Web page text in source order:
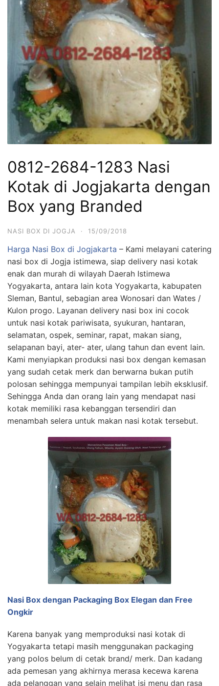
0812-2684-1283 Nasi
Kotak di Jogjakarta dengan
Box yang Branded
NASI BOX DI JOGJA · 15/09/2018
Harga Nasi Box di Jogjakarta – Kami melayani catering
nasi box di Jogja istimewa, siap delivery nasi kotak
enak dan murah di wilayah Daerah Istimewa
Yogyakarta, antara lain kota Yogyakarta, kabupaten
Sleman, Bantul, sebagian area Wonosari dan Wates /
Kulon progo. Layanan delivery nasi box ini cocok
untuk nasi kotak pariwisata, syukuran, hantaran,
selamatan, ospek, seminar, rapat, makan siang,
selapanan bayi, ater- ater, ulang tahun dan event lain.
Kami menyiapkan produksi nasi box dengan kemasan
yang sudah cetak merk dan berwarna bukan putih
polosan sehingga mempunyai tampilan lebih eksklusif.
Sehingga Anda dan orang lain yang mendapat nasi
kotak memiliki rasa kebanggan tersendiri dan
menambah selera untuk makan nasi kotak tersebut.
Nasi Box dengan Packaging Box Elegan dan Free
Ongkir
Karena banyak yang memproduksi nasi kotak di
Yogyakarta tetapi masih menggunakan packaging
yang polos belum di cetak brand/ merk. Dan kadang
ada pemesan yang akhirnya merasa kecewa karena
ada pelanggan yang selain melihat isi menu dan rasa